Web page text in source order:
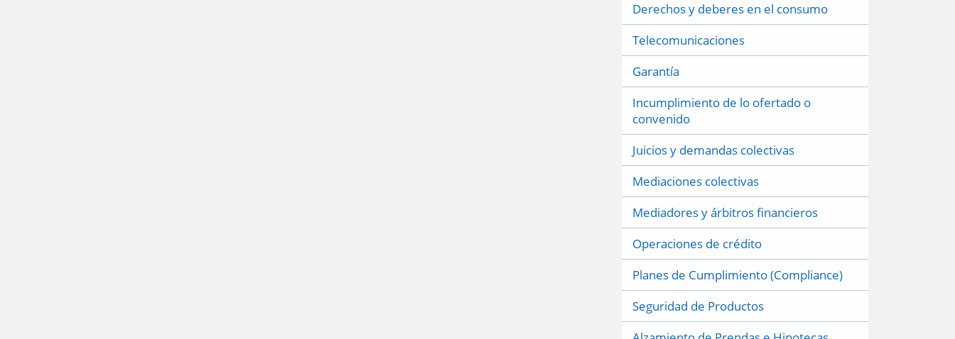
Derechos y deberes en el consumo
Telecomunicaciones
Garantía
Incumplimiento de lo ofertado o
convenido
Juicios y demandas colectivas
Mediaciones colectivas
Mediadores y árbitros financieros
Operaciones de crédito
Planes de Cumplimiento (Compliance)
Seguridad de Productos